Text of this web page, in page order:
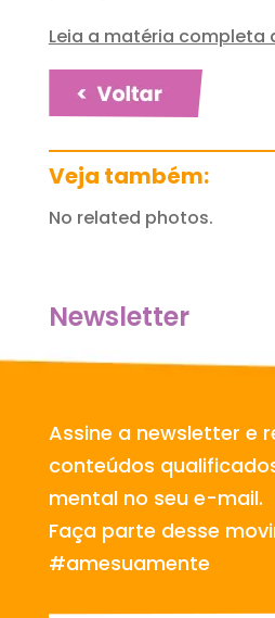
Leia a matéria completa
Veja também:
No related photos.
Newsletter
Assine a newsletter e
conteúdos
mental no seu e-mail.
Faça parte desse
#amesuamente